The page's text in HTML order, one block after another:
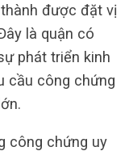
được đặt vị
là quận có
phát triển kinh
cầu công chứng
công chứng uy